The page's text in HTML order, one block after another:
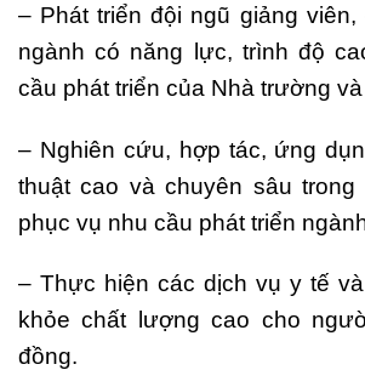
– Phát triển đội ngũ giảng
ngành có năng lực, trình độ
cầu phát triển của Nhà trường
– Nghiên cứu, hợp tác, ứng
thuật cao và chuyên sâu
phục vụ nhu cầu phát triển
– Thực hiện các dịch vụ y tế
khỏe chất lượng cao cho
đồng.